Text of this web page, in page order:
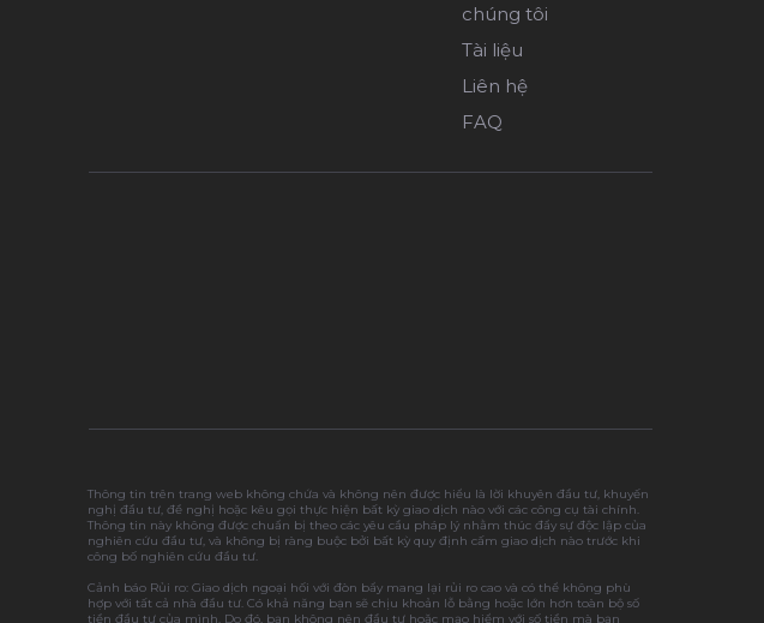
FAQ
Tài liệu
Liên hệ
chúng tôi
Thông tin trên trang web không chứa và không nên được hiểu là lời khuyên đầu tư, khuyến
nghị đầu tư, đề nghị hoặc kêu gọi thực hiện bất kỳ giao dịch nào với các công cụ tài chính.
Thông tin này không được chuẩn bị theo các yêu cầu pháp lý nhằm thúc đẩy sự độc lập của
nghiên cứu đầu tư, và không bị ràng buộc bởi bất kỳ quy định cấm giao dịch nào trước khi
công bố nghiên cứu đầu tư.
Cảnh báo Rủi ro: Giao dịch ngoại hối với đòn bẩy mang lại rủi ro cao và có thể không phù
hợp với tất cả nhà đầu tư. Có khả năng bạn sẽ chịu khoản lỗ bằng hoặc lớn hơn toàn bộ số
tiền đầu tư của mình. Do đó, bạn không nên đầu tư hoặc mạo hiểm với số tiền mà bạn